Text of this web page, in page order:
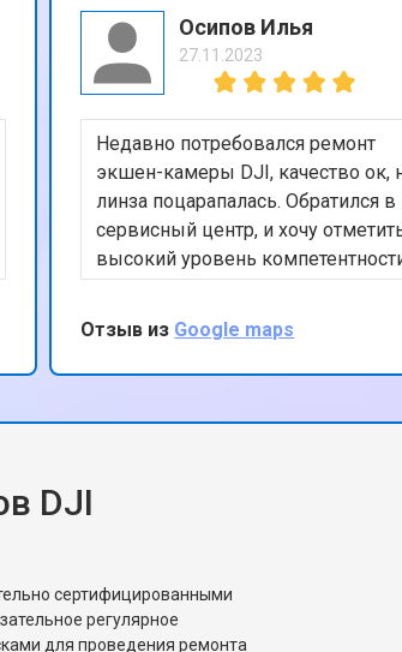
Осипов Илья
27.11.2023
Недавно потребовался ремонт
экшен-камеры DJI, качество ок,
линза поцарапалась. Обратился в
сервисный центр, и хочу
высокий уровень
сотрудников и их внимательное
отношение к клиентам. Линзу по
итогу пришлось ставить с донора,
качество с ней как на новой.
за ремонт
Отзыв из Google maps
DJI
сертифицированными
регулярное
для проведения ремонта